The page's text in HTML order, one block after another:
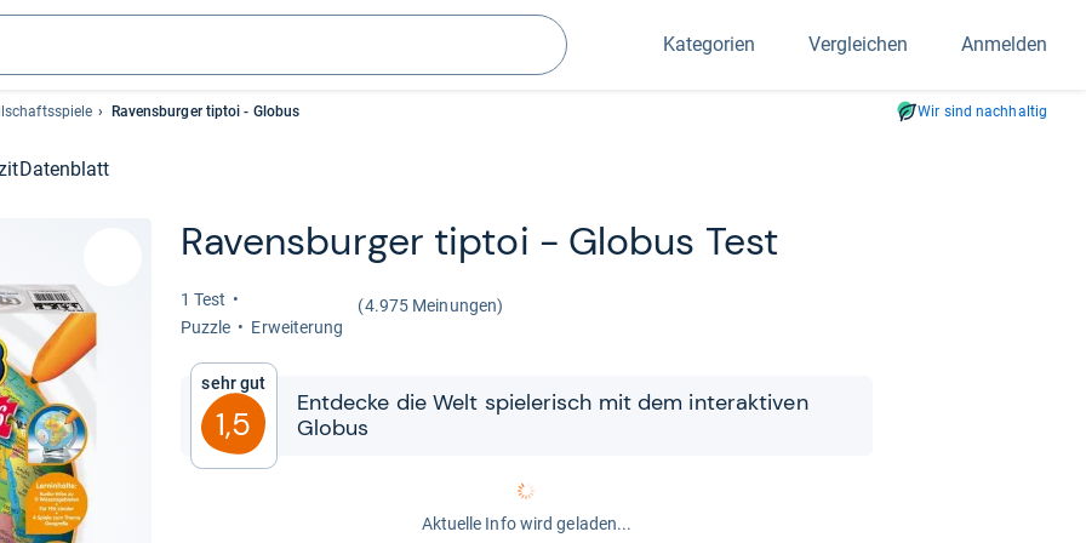
Suchen
Kategorien Vergleichen Anmelden
Ravensburger tiptoi - Globus Wir sind nachhaltig
Datenblatt
Ravens­bur­ger tip­toi -​ Glo­bus Test
1 Test
(4.975 Meinungen)
Puzzle
Erwei­te­rung
Sehr gut
1,5
Ent­de­cke die Welt spie­le­risch mit dem inter­ak­ti­ven
Glo­bus
Aktuelle Info wird geladen...